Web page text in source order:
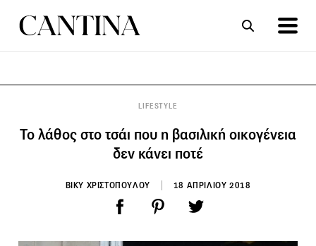
LIFESTYLE
Το λάθος στο τσάι που η βασιλική οικογένεια
δεν κάνει ποτέ
ΒΙΚΥ ΧΡΙΣΤΟΠΟΥΛΟΥ 18 ΑΠΡΙΛΙΟΥ 2018